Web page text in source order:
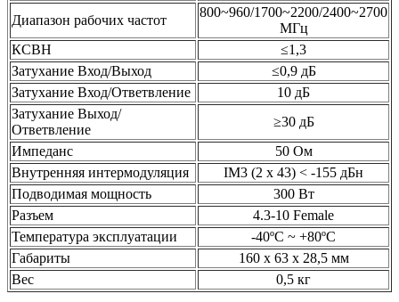
Диапазон рабочих частот
800~960/1700~2200/2400~2700
МГц
КСВН
≤1,3
Затухание Вход/Выход
≤0,9 дБ
Затухание Вход/Ответвление
10 дБ
Затухание Выход/
Ответвление
≥30 дБ
Импеданс
50 Ом
Внутренняя интермодуляция
IM3 (2 х 43) < -155 дБн
Подводимая мощность
300 Вт
Разъем
4.3-10 Female
Температура эксплуатации
-40ºC ~ +80ºC
Габариты
160 х 63 х 28,5 мм
Вес
0,5 кг